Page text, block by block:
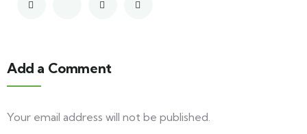
Add a Comment
Your email address will not be published.